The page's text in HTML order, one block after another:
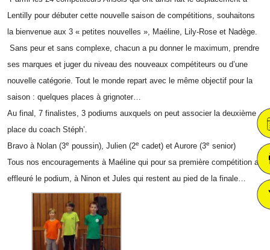
Lentilly pour débu­ter cette nou­velle sai­son de com­pé­ti­tions, sou­hai­tons
la bien­ve­nue aux 3 « petites nou­velles », Maéline, Lily-Rose et Nadège.
Sans peur et sans com­plexe, cha­cun a pu don­ner le maxi­mum, prendre
ses marques et juger du niveau des nou­veaux com­pé­ti­teurs ou d’une
nou­velle caté­go­rie. Tout le monde repart avec le même objec­tif pour la
sai­son : quelques places à grignoter…
Au final, 7 fina­listes, 3 podiums aux­quels on peut asso­cier la deuxième
place du coach Stéph’.
Bravo à Nolan (3e pous­sin), Julien (2e cadet) et Aurore (3e senior)
Tous nos encou­ra­ge­ments à Maéline qui pour sa pre­mière com­pé­ti­tion a
effleu­ré le podium, à Ninon et Jules qui res­tent au pied de la finale…